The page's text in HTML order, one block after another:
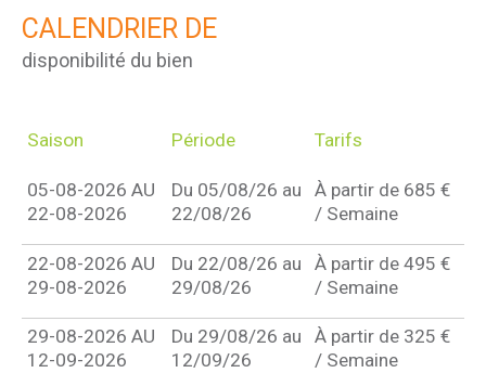
CALENDRIER DE
disponibilité du bien
Saison Période Tarifs
05-08-2026 AU
22-08-2026
Du 05/08/26 au
22/08/26
À partir de 685 €
/ Semaine
22-08-2026 AU
29-08-2026
Du 22/08/26 au
29/08/26
À partir de 495 €
/ Semaine
29-08-2026 AU
12-09-2026
Du 29/08/26 au
12/09/26
À partir de 325 €
/ Semaine